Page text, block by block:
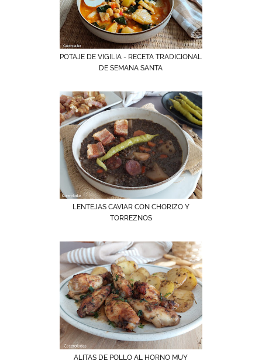
POTAJE DE VIGILIA - RECETA TRADICIONAL
DE SEMANA SANTA
LENTEJAS CAVIAR CON CHORIZO Y
TORREZNOS
ALITAS DE POLLO AL HORNO MUY